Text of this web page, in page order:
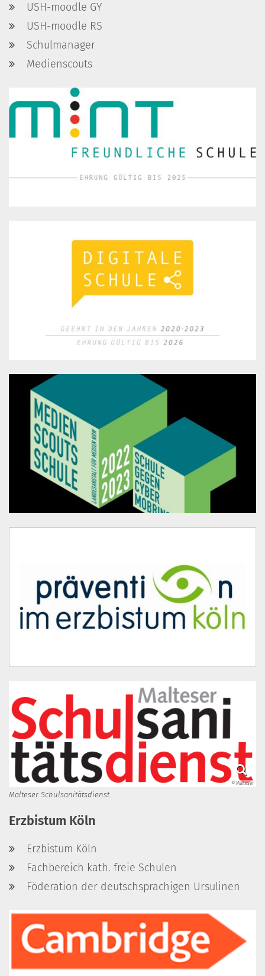
USH-moodle GY
USH-moodle RS
Schulmanager
Medienscouts
© Malteser
Malteser Schulsanitätsdienst
Erzbistum Köln
Erzbistum Köln
Fachbereich kath. freie Schulen
Föderation der deutschsprachigen Ursulinen